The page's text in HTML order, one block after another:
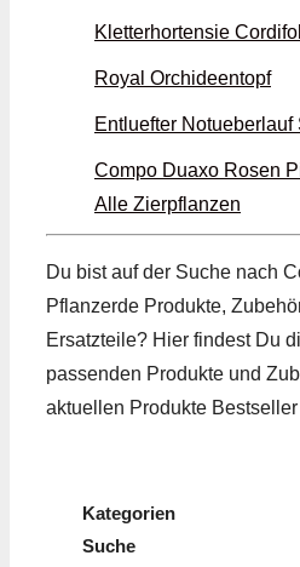
Kletterhortensie
Royal Orchideentopf
Entluefter Notueberlauf
Compo Duaxo Rosen
Alle Zierpflanzen
Du bist auf der Suche nach
Pflanzerde Produkte,
Ersatzteile? Hier findest Du
passenden Produkte und
aktuellen Produkte
Kategorien
Suche